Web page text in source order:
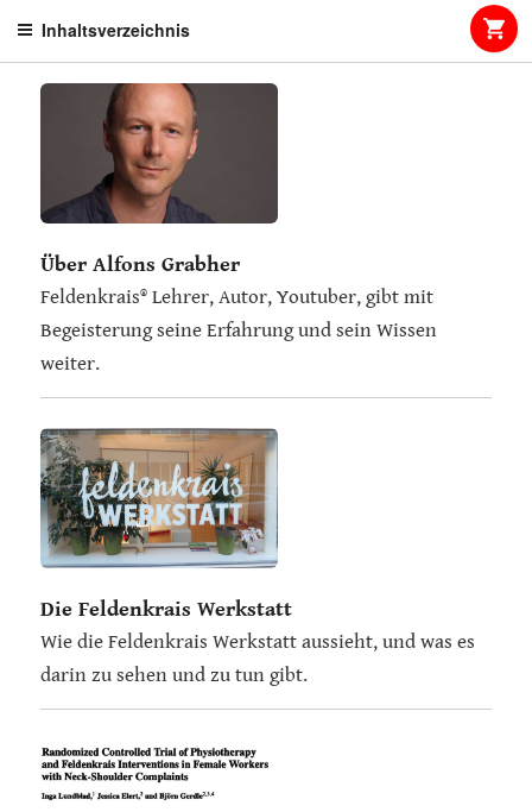
content
Inhaltsverzeichnis
Über Alfons Grabher
Feldenkrais® Lehrer, Autor, Youtuber, gibt mit
Begeisterung seine Erfahrung und sein Wissen
weiter.
Die Feldenkrais Werkstatt
Wie die Feldenkrais Werkstatt aussieht, und was es
darin zu sehen und zu tun gibt.